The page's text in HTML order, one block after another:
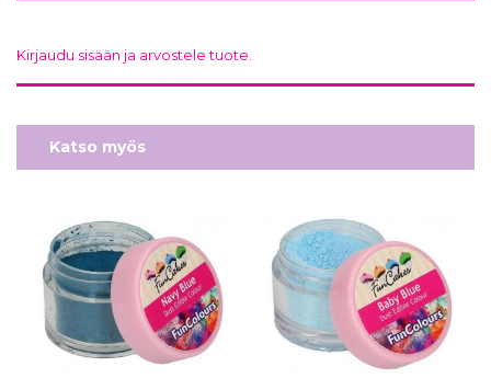
Kirjaudu sisään ja arvostele tuote.
Katso myös